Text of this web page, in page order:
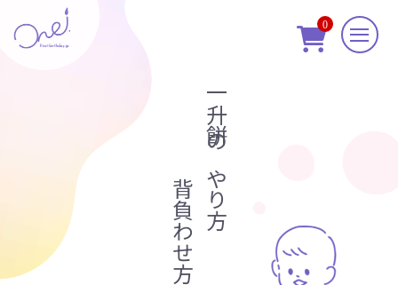
一升餅のやり方
背負わせ方

0